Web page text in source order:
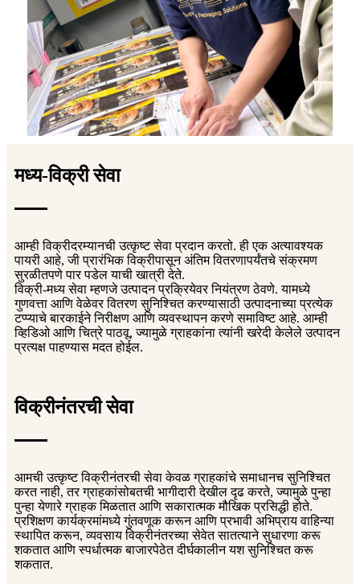
मध्य-विक्री सेवा
आम्ही विक्रीदरम्यानची उत्कृष्ट सेवा प्रदान करतो. ही एक अत्यावश्यक
पायरी आहे, जी प्रारंभिक विक्रीपासून अंतिम वितरणापर्यंतचे संक्रमण
सुरळीतपणे पार पडेल याची खात्री देते.
विक्री-मध्य सेवा म्हणजे उत्पादन प्रक्रियेवर नियंत्रण ठेवणे. यामध्ये
गुणवत्ता आणि वेळेवर वितरण सुनिश्चित करण्यासाठी उत्पादनाच्या प्रत्येक
टप्प्याचे बारकाईने निरीक्षण आणि व्यवस्थापन करणे समाविष्ट आहे. आम्ही
व्हिडिओ आणि चित्रे पाठवू, ज्यामुळे ग्राहकांना त्यांनी खरेदी केलेले उत्पादन
प्रत्यक्ष पाहण्यास मदत होईल.
विक्रीनंतरची सेवा
आमची उत्कृष्ट विक्रीनंतरची सेवा केवळ ग्राहकांचे समाधानच सुनिश्चित
करत नाही, तर ग्राहकांसोबतची भागीदारी देखील दृढ करते, ज्यामुळे पुन्हा
पुन्हा येणारे ग्राहक मिळतात आणि सकारात्मक मौखिक प्रसिद्धी होते.
प्रशिक्षण कार्यक्रमांमध्ये गुंतवणूक करून आणि प्रभावी अभिप्राय वाहिन्या
स्थापित करून, व्यवसाय विक्रीनंतरच्या सेवेत सातत्याने सुधारणा करू
शकतात आणि स्पर्धात्मक बाजारपेठेत दीर्घकालीन यश सुनिश्चित करू
शकतात.